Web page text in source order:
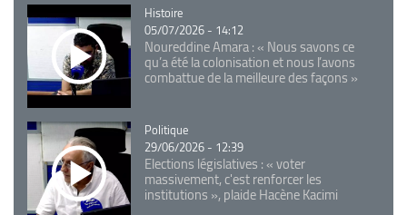
Catégorie
Histoire
05/07/2026 - 14:12
Noureddine Amara : « Nous savons ce
qu’a été la colonisation et nous l’avons
combattue de la meilleure des façons »
Catégorie
Politique
29/06/2026 - 12:39
Elections législatives : « voter
massivement, c'est renforcer les
institutions », plaide Hacène Kacimi